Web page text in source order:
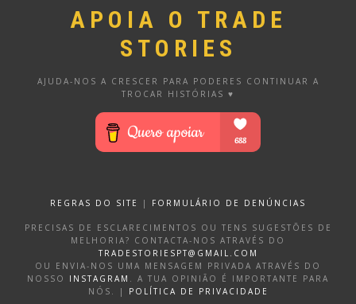
APOIA O TRADE
STORIES
AJUDA-NOS A CRESCER PARA PODERES CONTINUAR A
TROCAR HISTÓRIAS ♥
REGRAS DO SITE | FORMULÁRIO DE DENÚNCIAS
PRECISAS DE ESCLARECIMENTOS OU TENS SUGESTÕES DE
MELHORIA? CONTACTA-NOS ATRAVÉS DO
TRADESTORIESPT@GMAIL.COM
OU ENVIA-NOS UMA MENSAGEM PRIVADA ATRAVÉS DO
NOSSO INSTAGRAM
. A TUA OPINIÃO É IMPORTANTE PARA
NÓS. |
POLÍTICA DE PRIVACIDADE